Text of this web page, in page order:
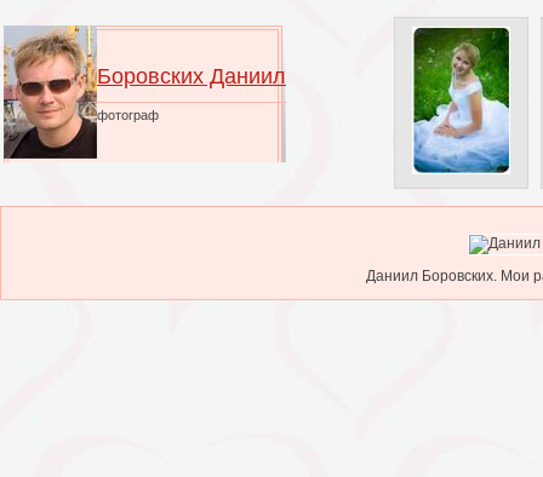
Боровских Даниил
фотограф
Даниил Боровских. Мои